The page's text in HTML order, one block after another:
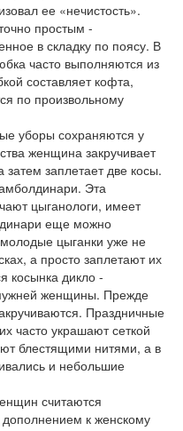
ее «нечистость».
простым -
в складку по поясу. В
часто выполняются из
составляет кофта,
по произвольному
уборы сохраняются у
женщина закручивает
затем заплетает две косы.
Эта
цыганологи, имеет
еще можно
цыганки уже не
а просто заплетают их
косынка дикло -
женщины. Прежде
Праздничные
часто украшают сеткой
блестящими нитями, а в
и небольшие
считаются
к женскому